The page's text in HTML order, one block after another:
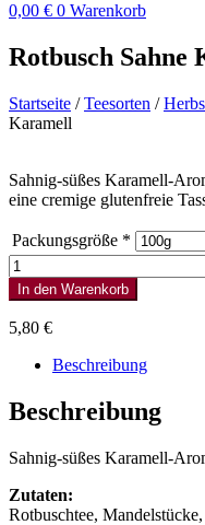
0,00 € 0 Warenkorb
Rotbusch Sahne
Startseite /Teesorten /
Karamell
Sahnig-süßes Karamell-
eine cremige glutenfreie
Packungsgröße *
Rotbusch
Sahne
Karamell
Menge
In den Warenkorb
5,80 €
Beschreibung
Beschreibung
Sahnig-süßes Karamell-
Zutaten:
Rotbuschtee,